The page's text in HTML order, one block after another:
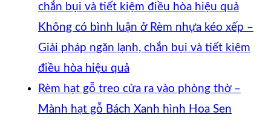
chắn bụi và tiết kiệm điều hòa hiệu quả
Không có bình luận ở Rèm nhựa kéo xếp –
Giải pháp ngăn lạnh, chắn bụi và tiết kiệm
điều hòa hiệu quả
Rèm hạt gỗ treo cửa ra vào phòng thờ –
Mành hạt gỗ Bách Xanh hình Hoa Sen